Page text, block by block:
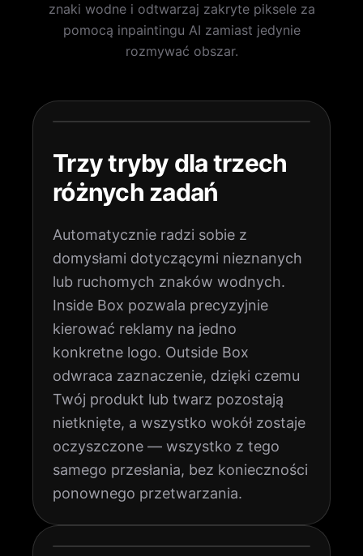
znaki wodne i odtwarzaj zakryte piksele za
pomocą inpaintingu AI zamiast jedynie
rozmywać obszar.
Trzy tryby dla trzech
różnych zadań
Automatycznie radzi sobie z
domysłami dotyczącymi nieznanych
lub ruchomych znaków wodnych.
Inside Box pozwala precyzyjnie
kierować reklamy na jedno
konkretne logo. Outside Box
odwraca zaznaczenie, dzięki czemu
Twój produkt lub twarz pozostają
nietknięte, a wszystko wokół zostaje
oczyszczone — wszystko z tego
samego przesłania, bez konieczności
ponownego przetwarzania.